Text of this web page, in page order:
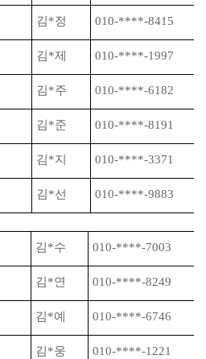
김*정 010-****-8415
김*제 010-****-1997
김*주 010-****-6182
김*준 010-****-8191
김*지 010-****-3371
김*선 010-****-9883
김*수 010-****-7003
김*연 010-****-8249
김*예 010-****-6746
김*웅 010-****-1221